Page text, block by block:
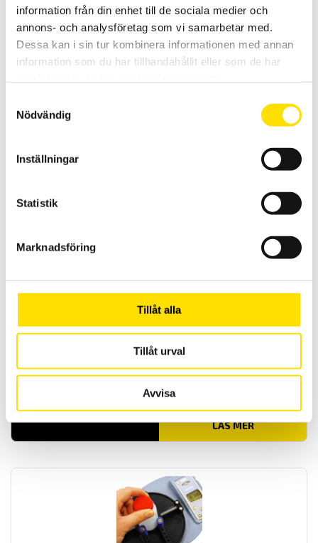
information från din enhet till de sociala medier och
annons- och analysföretag som vi samarbetar med.
Dessa kan i sin tur kombinera informationen med annan
information som du har tillhandahållit eller som de har
Nödvändig
Inställningar
Statistik
Marknadsföring
Tillåt alla
Tillåt urval
Avvisa
21,000.00kr – 23,900.00kr
Prisintervall:
21,000.00 kr
till
23,900.00 kr
LÄS MER
VectorPro™ Lite för mätvärdesinsamling från Mecmesin instrument
Mecmesin Emperor Lite (Utgått)
Emperor Lite för mätvärdesinsamling från Mecmesin instrument
LÄS MER